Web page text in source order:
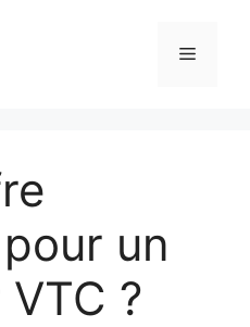
Menu
un
?